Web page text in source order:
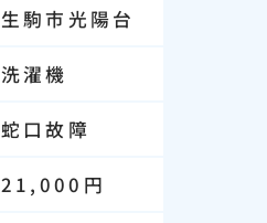
生駒市光陽台
洗濯機
蛇口故障
21,000円